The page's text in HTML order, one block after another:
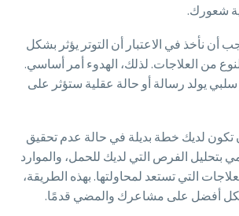
شعورك.
أن نأخذ في الاعتبار أن التوتر يؤثر بشكل
من العلاجات. لذلك، الهدوء أمر أساسي.
يولد رسالة أو حالة عقلية ستؤثر على
تكون لديك خطة بديلة في حالة عدم تحقيق
بتحليل الفرص التي لديك للحمل، والموارد
التي تستعد لمحاولتها. بهذه الطريقة،
أفضل على مشاعرك والمضي قدمًا.